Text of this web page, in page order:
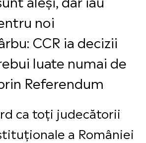
noi
CCR ia decizii
luate numai de
Referendum
ca toți judecătorii
a României